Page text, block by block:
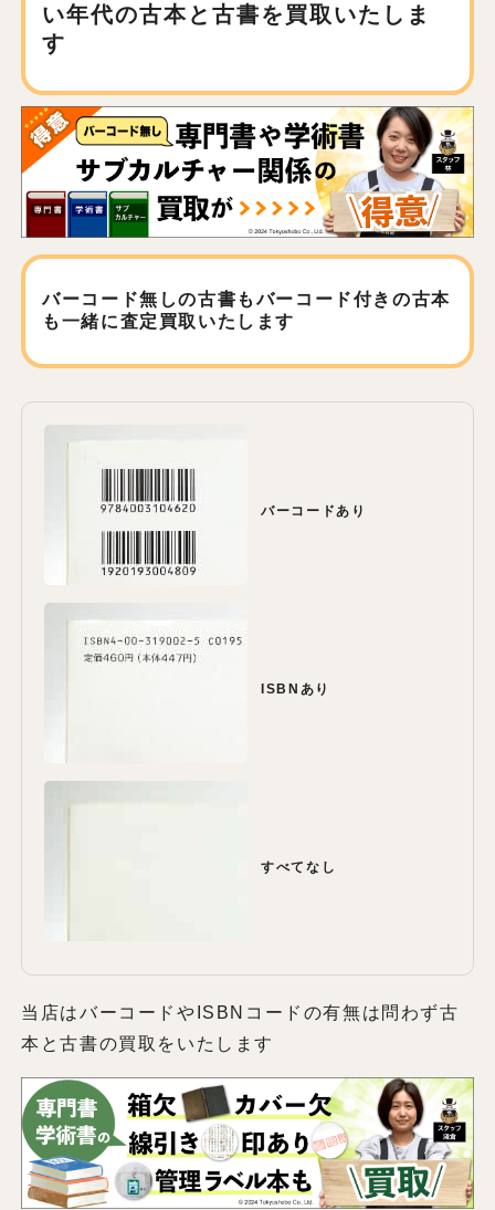
い年代の古本と古書を買取いたしま
す
バーコード無しの古書もバーコード付きの古本
も 一緒に査定買取いたします
バーコードあり
ISBNあり
すべてなし
当店はバーコードやISBNコードの有無は問わず古
本と古書の買取をいたします